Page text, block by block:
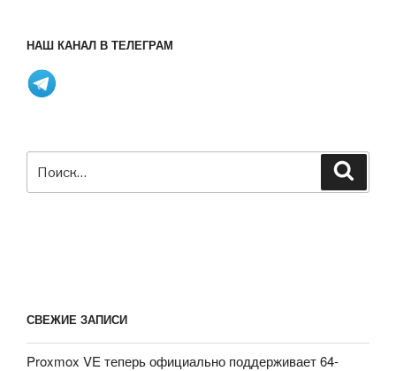
НАШ КАНАЛ В ТЕЛЕГРАМ
СВЕЖИЕ ЗАПИСИ
Proxmox VE теперь официально поддерживает 64-